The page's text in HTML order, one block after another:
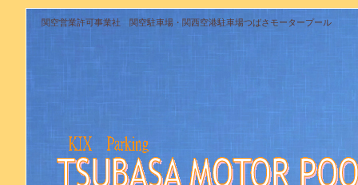
関空営業許可事業社 関空駐車場・関西空港駐車場つばさモータープール